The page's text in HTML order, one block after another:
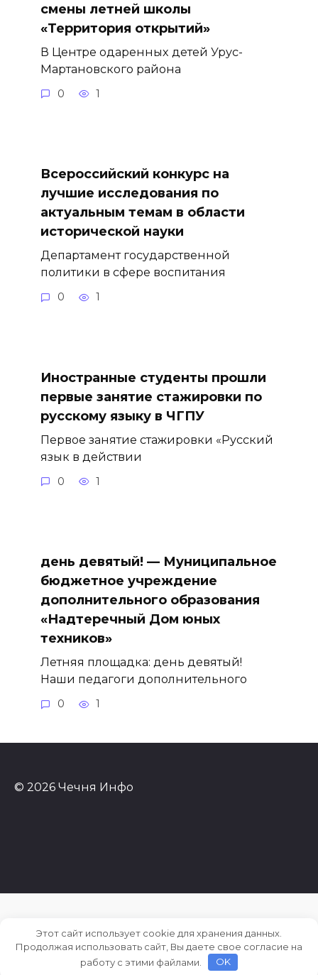
смены летней школы
«Территория открытий»
В Центре одаренных детей Урус-
Мартановского района
0 1
Всероссийский конкурс на
лучшие исследования по
актуальным темам в области
исторической науки
Департамент государственной
политики в сфере воспитания
0 1
Иностранные студенты прошли
первые занятие стажировки по
русскому языку в ЧГПУ
Первое занятие стажировки «Русский
язык в действии
0 1
день девятый! — Муниципальное
бюджетное учреждение
дополнительного образования
«Надтеречный Дом юных
техников»
Летняя площадка: день девятый!
Наши педагоги дополнительного
0 1
© 2026 Чечня Инфо
Этот сайт использует cookie для хранения данных.
Продолжая использовать сайт, Вы даете свое согласие на
работу с этими файлами.
OK